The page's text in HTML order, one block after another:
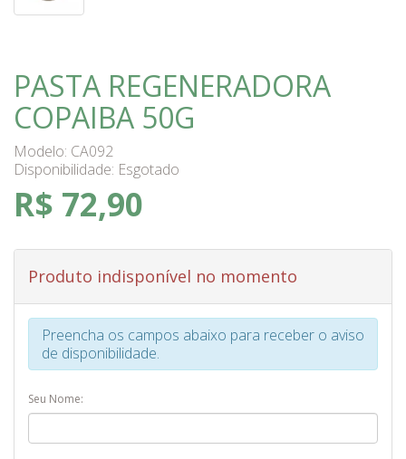
PASTA REGENERADORA
COPAIBA 50G
Modelo: CA092
Disponibilidade: Esgotado
R$ 72,90
Produto indisponível no momento
Preencha os campos abaixo para receber o aviso
de disponibilidade.
Seu Nome: